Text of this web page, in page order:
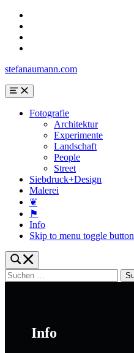
form
footer
stefanaumann.com
Menu
Fotografie
Architektur
Experimente
Landschaft
People
Street
Siebdruck+Design
Malerei
❦
⚑
Info
Skip to menu toggle button
search
form
modal
Suchen
nach:
Info